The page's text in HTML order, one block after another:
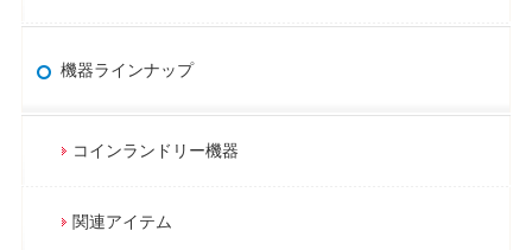
機器ラインナップ
コインランドリー機器
関連アイテム